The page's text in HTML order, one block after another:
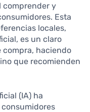
comprender y
Esta
locales,
es un claro
haciendo
que recomienden
(IA) ha